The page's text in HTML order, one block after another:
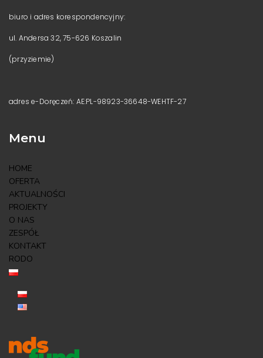
biuro i adres korespondencyjny:
ul. Andersa 32, 75-626 Koszalin
(przyziemie)
adres e-Doręczeń: AE:PL-98923-36648-WEHTF-27
Menu
HOME
OFERTA
AKTUALNOŚCI
PROJEKTY
O NAS
ZESPÓŁ
KONTAKT
RODO